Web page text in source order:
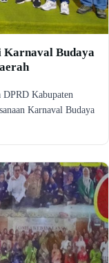
Karnaval Budaya
Kabupaten
Karnaval Budaya